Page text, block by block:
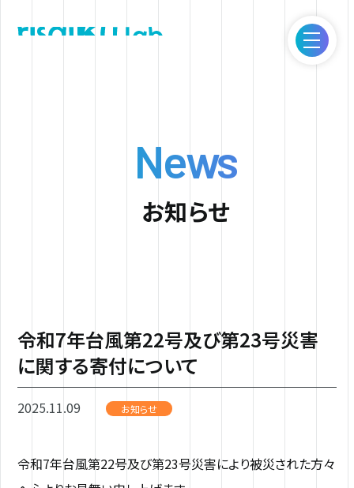
ITとアイデアで新しい価値の創造を。｜Risaiku lab.
News
お知らせ
令和7年台風第22号及び第23号災害
に関する寄付について
2025.11.09 お知らせ
令和7年台風第22号及び第23号災害により被災された方々